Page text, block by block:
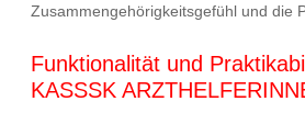
Zusammengehörigkeitsgefühl und die
Funktionalität und
KASSSK